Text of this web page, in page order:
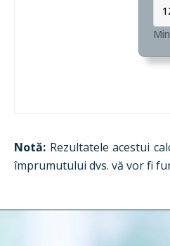
Notă: Rezultatele acestui
împrumutului dvs. vă vor fi